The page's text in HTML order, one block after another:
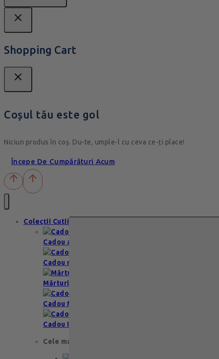
Shopping Cart
Coșul tău este gol
Niciun produs în coș. Du-te, umple-l cu ceva ce-ți place!
Începe De Cumpărături Acum
Colecții Cutii
Cadou aniversare
Cadou romantic
Mărturii nuntă & botez
Cadou Multumesc
Cadou Invitatie
Cele mai apreciate